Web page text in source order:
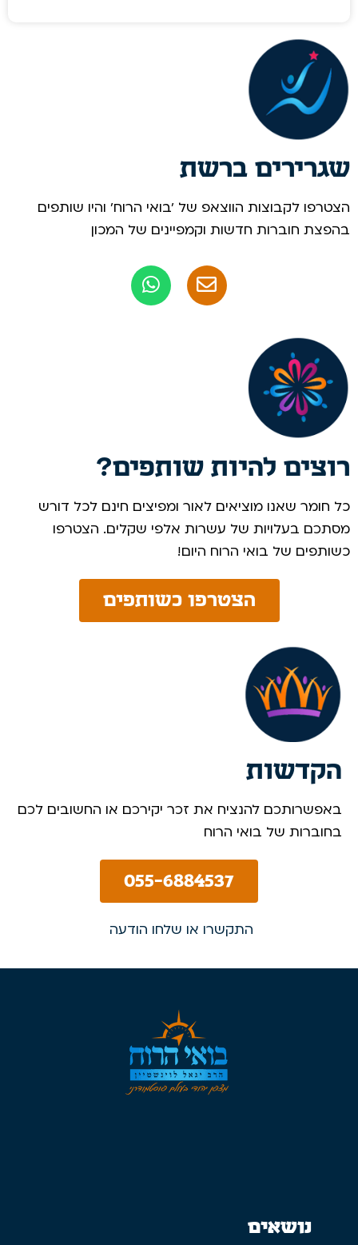
שגרירים ברשת
הצטרפו לקבוצות הווצאפ של 'בואי הרוח' והיו שותפים
בהפצת חוברות חדשות וקמפיינים של המכון
רוצים להיות שותפים?
כל חומר שאנו מוציאים לאור ומפיצים חינם לכל דורש
מסתכם בעלויות של עשרות אלפי שקלים. הצטרפו
כשותפים של בואי הרוח היום! ​
הצטרפו כשותפים
הקדשות
באפשרותכם להנציח את זכר יקירכם או החשובים לכם
בחוברות של בואי הרוח
055-6884537
התקשרו או שלחו הודעה
נושאים